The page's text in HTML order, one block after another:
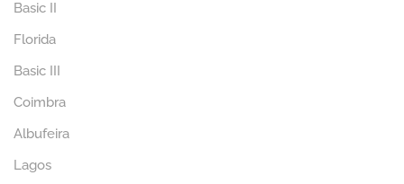
Basic II
Florida
Basic III
Coimbra
Albufeira
Lagos